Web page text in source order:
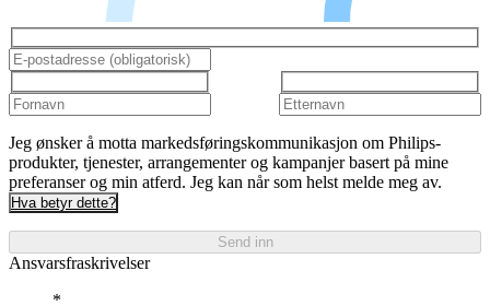
Jeg ønsker å motta markedsføringskommunikasjon om Philips-
produkter, tjenester, arrangementer og kampanjer basert på mine
preferanser og min atferd. Jeg kan når som helst melde meg av.
Hva betyr dette?
Send inn
Ansvarsfraskrivelser